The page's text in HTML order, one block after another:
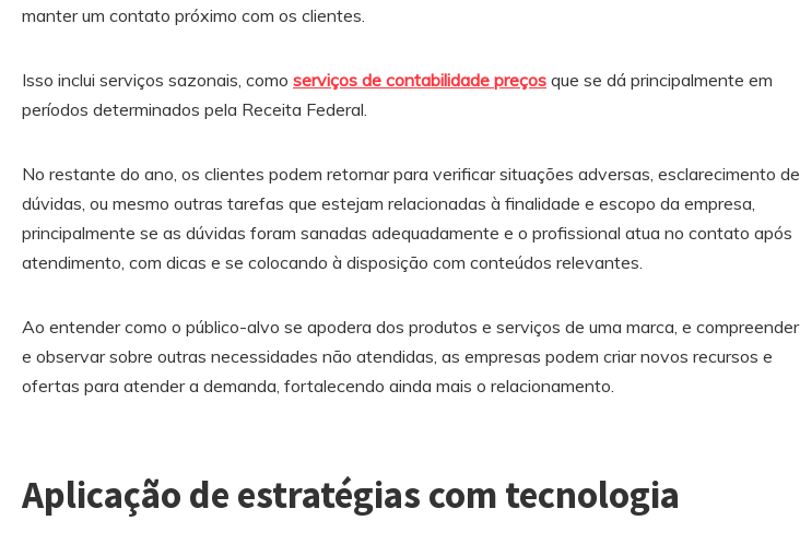
manter um contato próximo com os clientes.
Isso inclui serviços sazonais, como serviços de contabilidade preços que se dá principalmente em
períodos determinados pela Receita Federal.
No restante do ano, os clientes podem retornar para verificar situações adversas, esclarecimento de
dúvidas, ou mesmo outras tarefas que estejam relacionadas à finalidade e escopo da empresa,
principalmente se as dúvidas foram sanadas adequadamente e o profissional atua no contato após
atendimento, com dicas e se colocando à disposição com conteúdos relevantes.
Ao entender como o público-alvo se apodera dos produtos e serviços de uma marca, e compreender
e observar sobre outras necessidades não atendidas, as empresas podem criar novos recursos e
ofertas para atender a demanda, fortalecendo ainda mais o relacionamento.
Aplicação de estratégias com tecnologia